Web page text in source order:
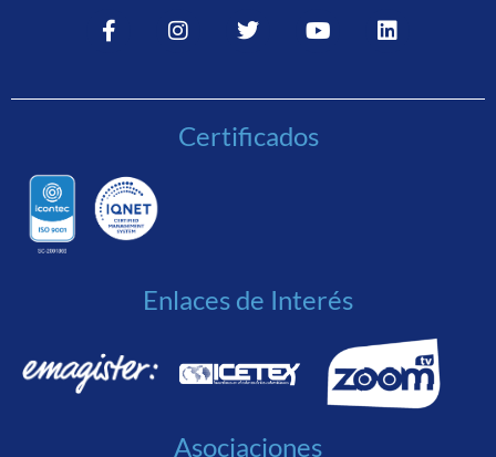
Certificados
Enlaces de Interés
Asociaciones